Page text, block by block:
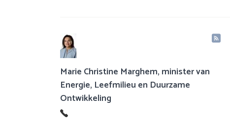
Marie Christine Marghem, minister van
Energie, Leefmilieu en Duurzame
Ontwikkeling